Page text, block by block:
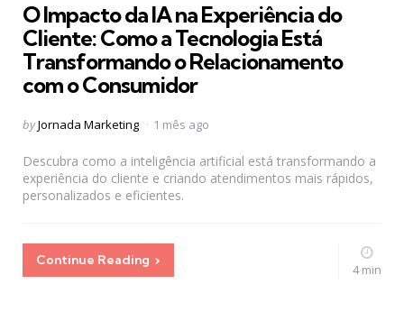
O Impacto da IA na Experiência do
Cliente: Como a Tecnologia Está
Transformando o Relacionamento
com o Consumidor
Posted
byJornada Marketing 1 mês ago
Descubra como a inteligência artificial está transformando a
experiência do cliente e criando atendimentos mais rápidos,
personalizados e eficientes.
Continue Reading
4 min